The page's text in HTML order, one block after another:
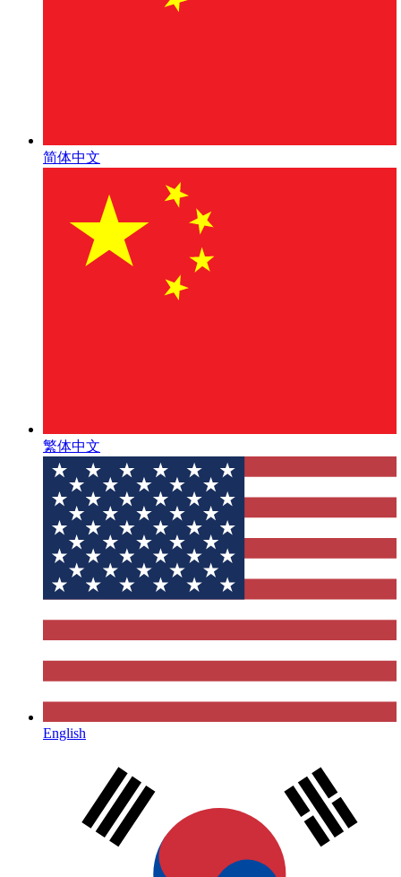
简体中文
繁体中文
English